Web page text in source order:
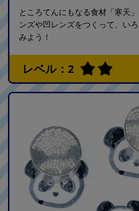
ところてんにもなる食材「寒天
ンズや凹レンズをつくって、い
みよう！
レベル：2